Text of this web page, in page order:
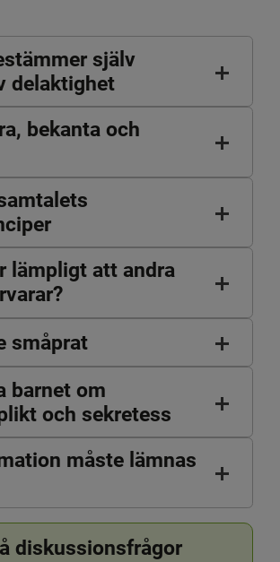
själv
delaktighet
bekanta och
lämpligt att andra
småprat
barnet om
och sekretess
måste lämnas
diskussionsfrågor